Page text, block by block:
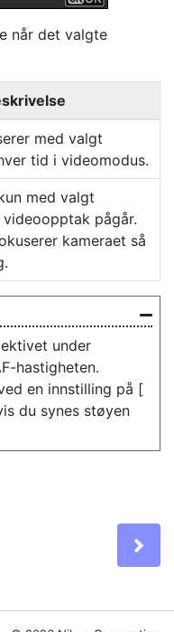
når det valgte
med valgt
tid i videomodus.
med valgt
pågår.
kameraet så
under
hastigheten.
en innstilling på [
du synes støyen